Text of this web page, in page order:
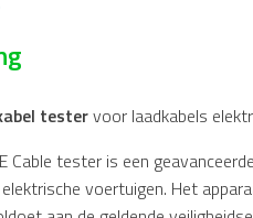
testervoor laadkabels
Cable tester is een
voertuigen. Het